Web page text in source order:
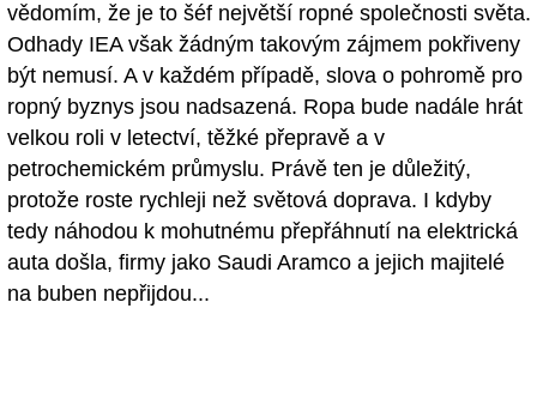
vědomím, že je to šéf největší ropné společnosti světa.
Odhady IEA však žádným takovým zájmem pokřiveny
být nemusí. A v každém případě, slova o pohromě pro
ropný byznys jsou nadsazená. Ropa bude nadále hrát
velkou roli v letectví, těžké přepravě a v
petrochemickém průmyslu. Právě ten je důležitý,
protože roste rychleji než světová doprava. I kdyby
tedy náhodou k mohutnému přepřáhnutí na elektrická
auta došla, firmy jako Saudi Aramco a jejich majitelé
na buben nepřijdou...